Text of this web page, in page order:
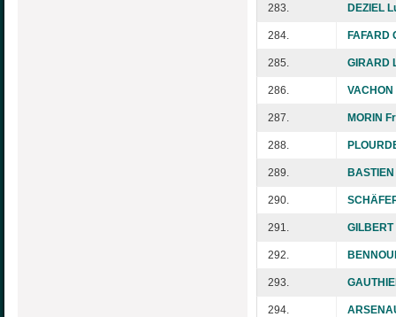
283. DEZIEL
284. FAFARD
285. GIRARD
286.
287. MORIN
288.
289.
290.
291.
292.
293.
294.